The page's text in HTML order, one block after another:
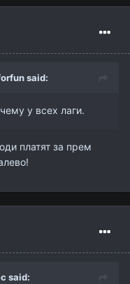
said:
у всех лаги.
платят за прем
said: